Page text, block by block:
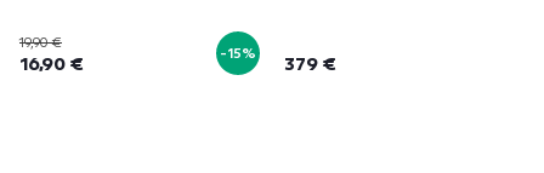
19,90 €
16,90 € -15% 379 €